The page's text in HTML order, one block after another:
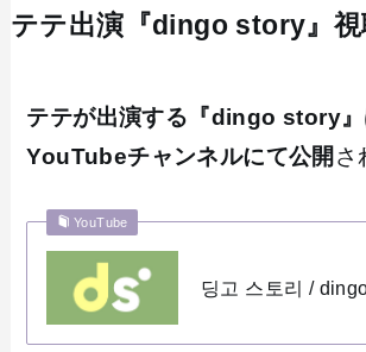
テテ出演『dingo story』視
テテが出演する『dingo story
YouTubeチャンネルにて公開 さ
YouTube
딩고 스토리 /